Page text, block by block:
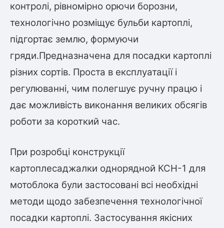
контролі, рівномірно орючи борозни,
технологічно розміщує бульби картоплі,
підгортає землю, формуючи
гряди.Предназначена для посадки картоплі
різних сортів. Проста в експлуатації і
регулюванні, чим полегшує ручну працю і
дає можливість виконання великих обсягів
роботи за короткий час.
При розробці конструкції
картоплесаджалки однорядной КСН-1 для
мотоблока були застосовані всі необхідні
методи щодо забезпечення технологічної
посадки картоплі. Застосування якісних